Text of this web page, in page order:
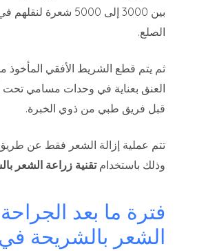
بين 3000 إلى 5000 شعرة
الصلع.
ثم يتم قطع الشريط الأفقي المأخوذ
العنق بعناية في وحدات مسامي تحت
قبل فريق طبي من ذوي الخبرة.
تتم عملية إزالة الشعر فقط عن طريق
وذلك باستخدامتقنية زراعة الشعر
فترة ما بعد
الشعر بالشريحة في